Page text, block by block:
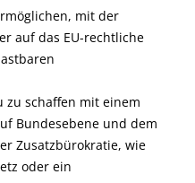
mit der
auf das EU-rechtliche
zu schaffen mit einem
Bundesebene und dem
Zusatzbürokratie, wie
oder ein